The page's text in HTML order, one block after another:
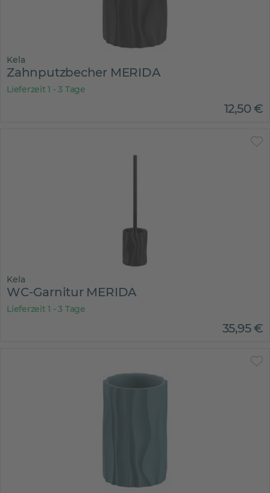
Kela
Zahnputzbecher MERIDA
Lieferzeit 1 - 3 Tage
12,50€
Kela
WC-Garnitur MERIDA
Lieferzeit 1 - 3 Tage
35,95€